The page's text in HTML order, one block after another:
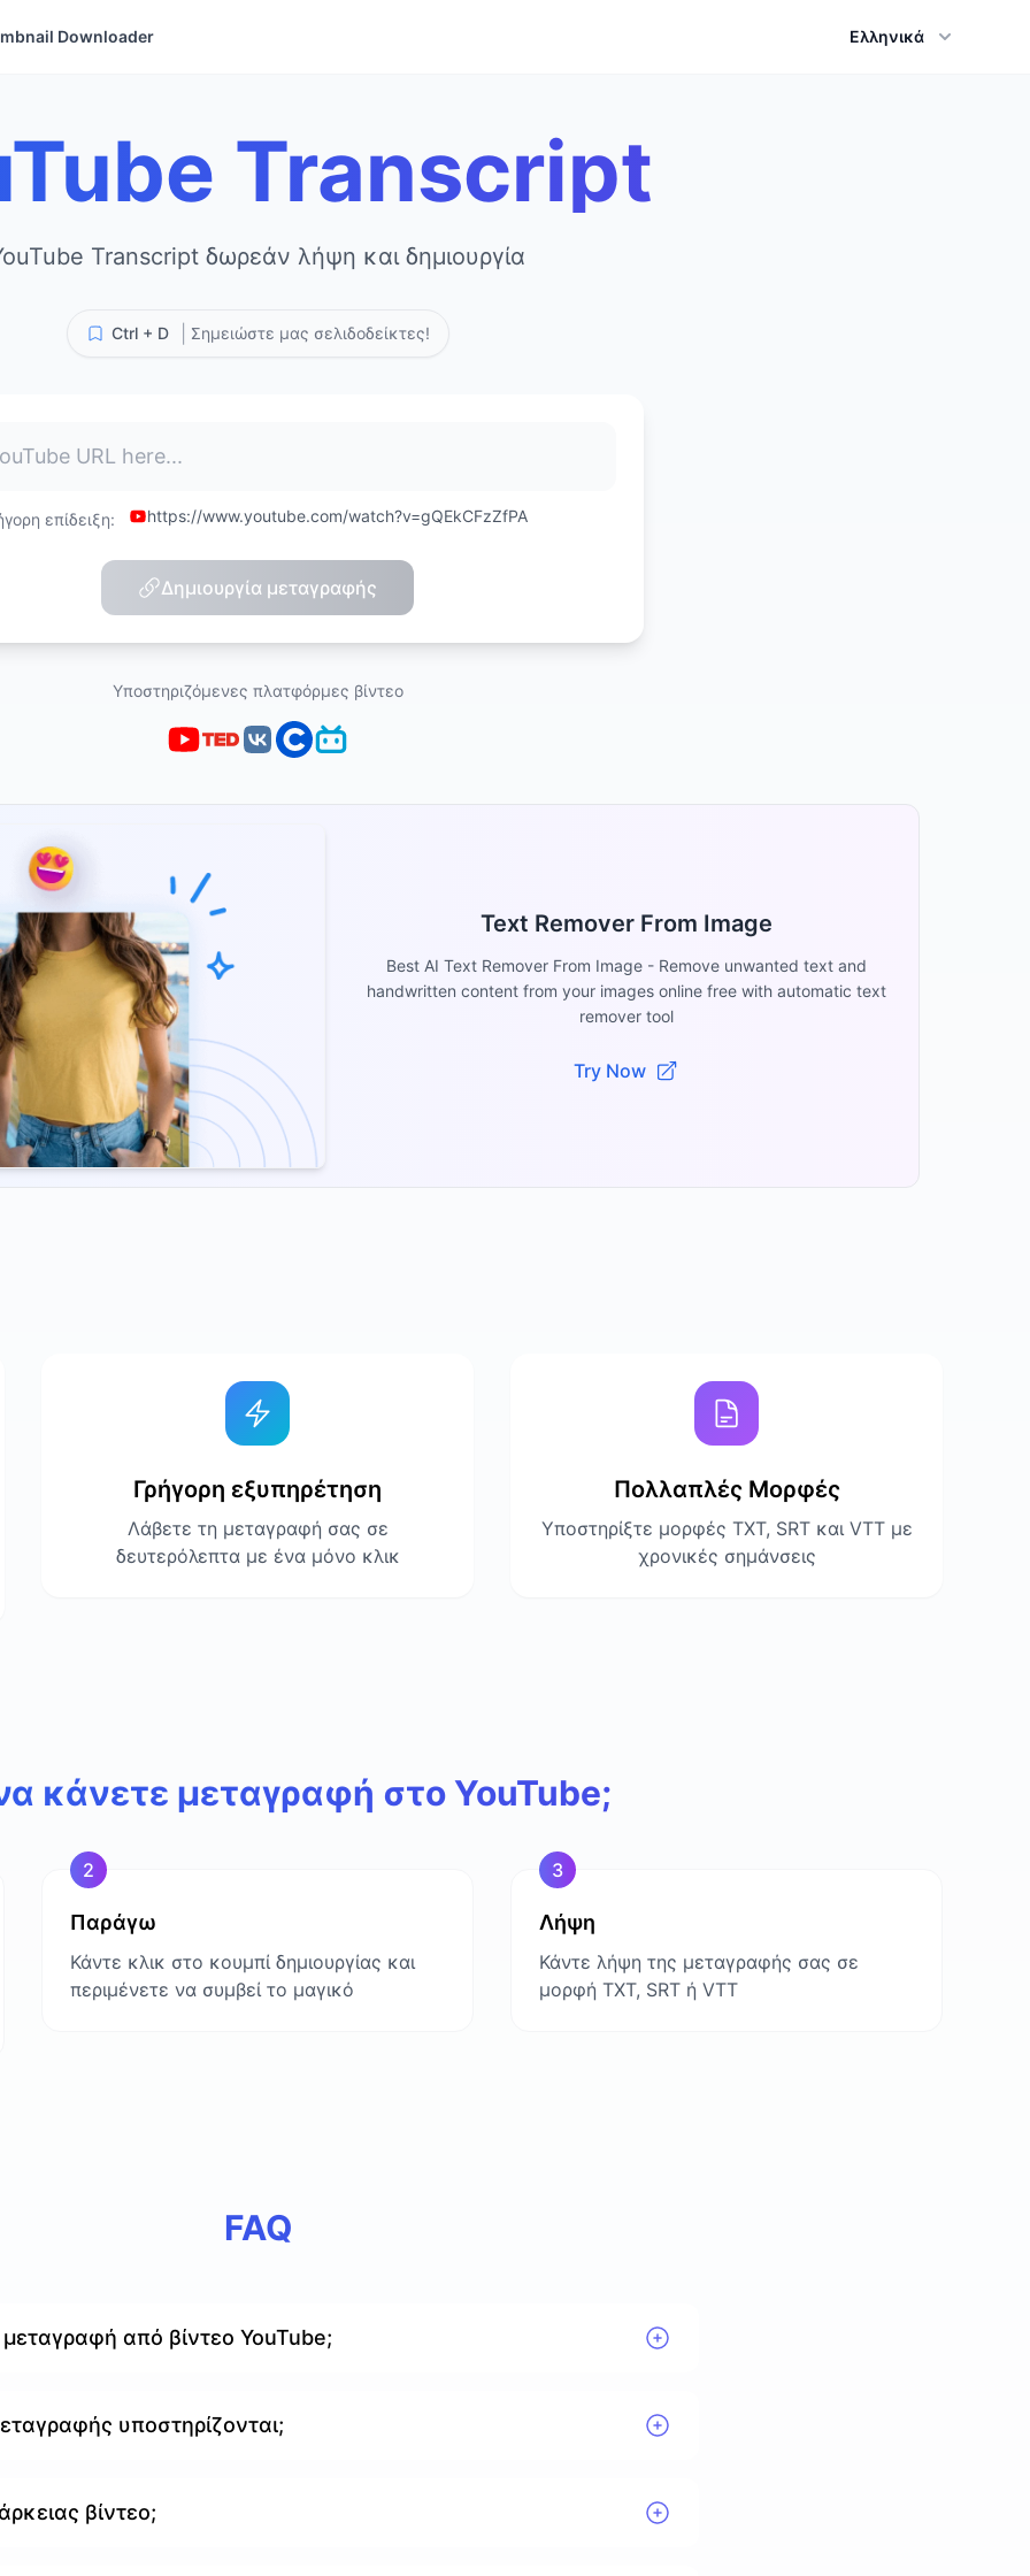
Downloader Ελληνικά
Transcript
Transcript δωρεάν λήψη και δημιουργία
Ctrl + D Σημειώστε μας σελιδοδείκτες!
επίδειξη: https://www.youtube.com/watch?v=gQEkCFzZfPA
Δημιουργία μεταγραφής
Υποστηριζόμενες πλατφόρμες βίντεο
Text Remover From Image
Best AI Text Remover From Image - Remove unwanted text and
handwritten content from your images online free with automatic text
remover tool
Try Now
Γρήγορη εξυπηρέτηση
Λάβετε τη μεταγραφή σας σε
δευτερόλεπτα με ένα μόνο κλικ
Πολλαπλές Μορφές
Υποστηρίξτε μορφές TXT, SRT και VTT με
χρονικές σημάνσεις
κάνετε μεταγραφή στο YouTube;
2
Παράγω
Κάντε κλικ στο κουμπί δημιουργίας και
περιμένετε να συμβεί το μαγικό
3
Λήψη
Κάντε λήψη της μεταγραφής σας σε
μορφή TXT, SRT ή VTT
FAQ
από βίντεο YouTube;
υποστηρίζονται;
βίντεο;